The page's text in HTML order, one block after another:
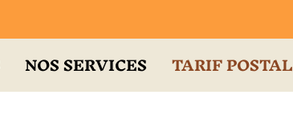
NOS SERVICES TARIF POSTAL